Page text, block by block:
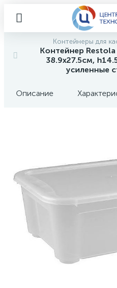
Контейнеры для
Контейнер
38.9х27.5см,
усиленные
Описание